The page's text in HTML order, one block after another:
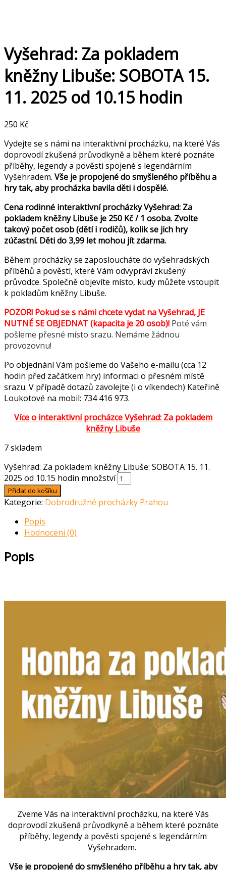
Vyšehrad: Za pokladem
kněžny Libuše: SOBOTA 15.
11. 2025 od 10.15 hodin
250 Kč
Vydejte se s námi na interaktivní procházku, na které Vás
doprovodí zkušená průvodkyně a během které poznáte
příběhy, legendy a pověsti spojené s legendárním
Vyšehradem. Vše je propojené do smyšleného příběhu a
hry tak, aby procházka bavila děti i dospělé.
Cena rodinné interaktivní procházky Vyšehrad: Za
pokladem kněžny Libuše je 250 Kč / 1 osoba. Zvolte
takový počet osob (dětí i rodičů), kolik se jich hry
zúčastní. Děti do 3,99 let mohou jít zdarma.
Během procházky se zaposloucháte do vyšehradských
příběhů a pověstí, které Vám odvypráví zkušený
průvodce. Společně objevíte místo, kudy můžete vstoupit
k pokladům kněžny Libuše.
POZOR! Pokud se s námi chcete vydat na Vyšehrad, JE
NUTNÉ SE OBJEDNAT (kapacita je 20 osob)! Poté vám
pošleme přesné místo srazu. Nemáme žádnou
provozovnu!
Po objednání Vám pošleme do Vašeho e-mailu (cca 12
hodin před začátkem hry) informaci o přesném místě
srazu. V případě dotazů zavolejte (i o víkendech) Kateřině
Loukotové na mobil: 734 416 973.
Více o interaktivní procházce Vyšehrad: Za pokladem
kněžny Libuše
7 skladem
Vyšehrad: Za pokladem kněžny Libuše: SOBOTA 15. 11.
2025 od 10.15 hodin množství
Přidat do košíku
Kategorie: Dobrodružné procházky Prahou
Popis
Hodnocení (0)
Popis
Zveme Vás na interaktivní procházku, na které Vás
doprovodí zkušená průvodkyně a během které poznáte
příběhy, legendy a pověsti spojené s legendárním
Vyšehradem.
Vše je propojené do smyšleného příběhu a hry tak, aby